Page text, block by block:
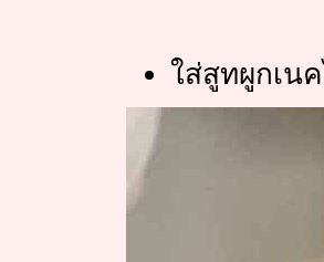
ใส่สูทผูกเน